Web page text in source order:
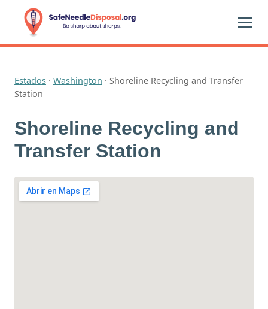
Estados · Washington · Shoreline Recycling and Transfer
Station
Shoreline Recycling and
Transfer Station